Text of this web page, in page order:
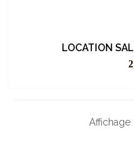
LOCATION
Affichage